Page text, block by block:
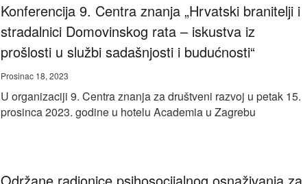
Konferencija 9. Centra znanja „Hrvatski branitelji i
stradalnici Domovinskog rata – iskustva iz
prošlosti u službi sadašnjosti i budućnosti“
Prosinac 18, 2023
U organizaciji 9. Centra znanja za društveni razvoj u petak 15.
prosinca 2023. godine u hotelu Academia u Zagrebu